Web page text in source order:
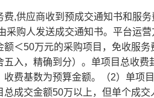
,供应商收到预成交通知书和服
采购人发送成交通知书。平台运
额＜50万元的采购项目，免收服
五入，精确到分）。单项目总收
收费基数为预算金额。（2）单项
总成交金额50万以上，但单个成